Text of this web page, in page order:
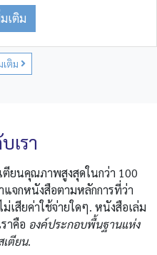
เติม
ติม
เรา
ตียนคุณภาพสูงสุดในกว่า 100
แจกหนังสือตามหลักการที่ว่า
เสียค่าใช้จ่ายใดๆ. หนังสือเล่ม
าคือ องค์ประกอบพื้นฐานแห่ง
ตียน.